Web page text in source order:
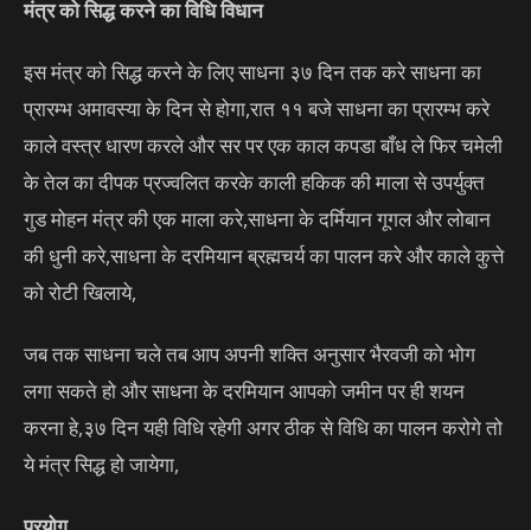
मंत्र को सिद्ध करने का विधि विधान
इस मंत्र को सिद्ध करने के लिए साधना ३७ दिन तक करे साधना का
प्रारम्भ अमावस्या के दिन से होगा,रात ११ बजे साधना का प्रारम्भ करे
काले वस्त्र धारण करले और सर पर एक काल कपडा बाँध ले फिर चमेली
के तेल का दीपक प्रज्वलित करके काली हकिक की माला से उपर्युक्त
गुड मोहन मंत्र की एक माला करे,साधना के दर्मियान गूगल और लोबान
की धुनी करे,साधना के दरमियान ब्रह्मचर्य का पालन करे और काले कुत्ते
को रोटी खिलाये,
जब तक साधना चले तब आप अपनी शक्ति अनुसार भैरवजी को भोग
लगा सकते हो और साधना के दरमियान आपको जमीन पर ही शयन
करना हे,३७ दिन यही विधि रहेगी अगर ठीक से विधि का पालन करोगे तो
ये मंत्र सिद्ध हो जायेगा,